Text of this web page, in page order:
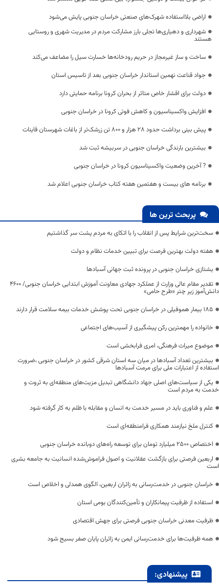
اراضی بلااستفاده شهرک‌های صنعتی خراسان جنوبی پایش می‌شود
شهرداری و دهیاری‌ها تجلی بارز مشارکت مردم در مدیریت شهری و روستایی
هستند
ساخت و ساز غیرمجاز در حریم رودخانه‌ها خسارت سیل را مضاعف می‌کند
جواد قناعت نهمین استاندار خراسان جنوبی بعد از تاسیس استان
دولت برای اقشار خاص متاثر از بحران کرونا برنامه حمایتی دارد
افزایش واکسیناسیون و کاهش فوتی کرونا در خراسان جنوبی
پیش بینی برداشت حدود ۲۸ هزار و ۸۰۰ تن زرشک‌تر از باغات شهرستان قاینات
بیشترین بارندگی خراسان جنوبی در سربیشه ثبت شد
? آخرین وضعیت واکسیناسیون کرونا در خراسان جنوبی
برنامه های بیست و هفتمین هفته کتاب خراسان جنوبی اعلام شد
پربحث ترین ها
سخت‌ترین شرایط پس از انقلاب را با اتکای به مردم پشت سر گذاشتیم
هفته دولت بهترین فرصت برای تبیین خدمات نظام و دولت
یشتازی خراسان جنوبی در پرونده ثبت جهانی آسبادها
تقدیر مقام عالی وزارت از عملکرد جهادی معاونت آموزش ابتدایی خراسان جنوبی/ ۴۶۰۰
دانش‌آموز زیر چتر «طرح حامی»
۱۸۵ بیمار هموفیلی در خراسان جنوبی تحت پوشش خدمات بیمه سلامت قرار دارند
خانواده را مهمترین رکن پیشگیری از آسیب‌های اجتماعی
موضوع میراث فرهنگی، امری فرابخشی است
بیشترین تعداد آسبادها در میان سه استان شرقی کشور در خراسان جنوبی ،ضرورت
استفاده از اعتبارات ملی برای مرمت آسبادها
یکی از سیاست‌های اصلی جهاد دانشگاهی تبدیل مزیت‌های منطقه‌ای به ثروت و
خدمت به مردم است
علم و فناوری باید در مسیر خدمت به انسان و مقابله با ظلم به کار گرفته شود
کنترل ملخ نیازمند همکاری فرامنطقه‌ای است
اختصاص 2500 میلیارد تومان برای توسعه راه‌های دوبانده خراسان جنوبی
اربعین فرصتی برای بازگشت عقلانیت و اصول فراموش‌شده انسانیت به جامعه بشری
است
خراسان جنوبی در خدمت‌رسانی به زائران اربعین، الگوی همدلی و اخلاص است
استفاده از ظرفیت پیمانکاران و تأمین‌کنندگان بومی استان
ظرفیت معدنی خراسان جنوبی فرصتی برای جهش اقتصادی
همه ظرفیت‌ها برای خدمت‌رسانی ایمن به زائران پایان صفر بسیج شود
پیشنهادی: